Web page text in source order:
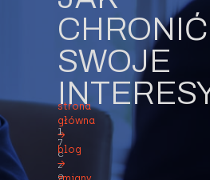
1
7
c
z
e
strona
główna
→
blog
→
CHRONIĆ
SWOJE